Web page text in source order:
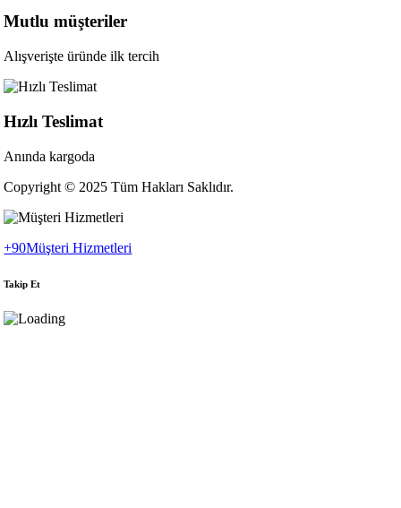
Mutlu müşteriler
Alışverişte üründe ilk tercih
Hızlı Teslimat
Anında kargoda
Copyright © 2025 Tüm Hakları Saklıdır.
+90Müşteri Hizmetleri
Takip Et